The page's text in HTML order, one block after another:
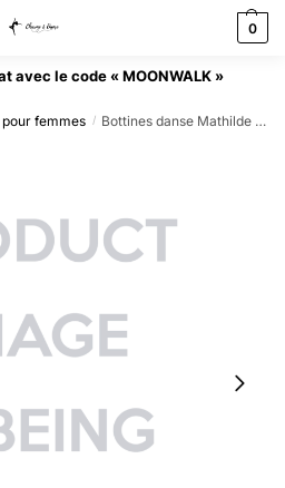
0
avec le code « MOONWALK »
pour femmes / Bottines danse Mathilde noir Taille 37 Talons 7.5cm